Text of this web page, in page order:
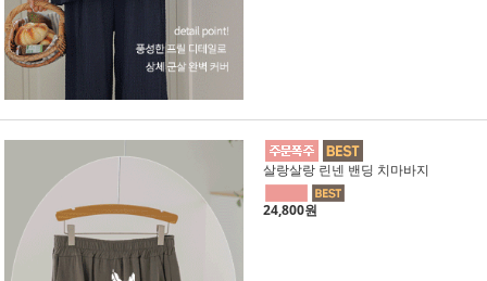
살랑살랑 린넨 밴딩 치마바지
24,800원